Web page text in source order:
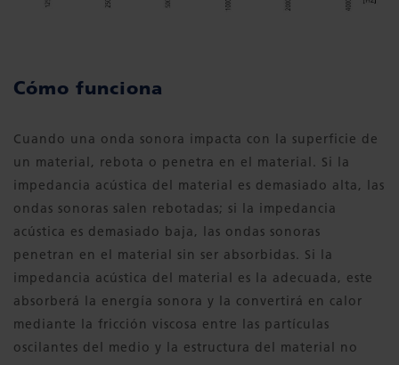
Cómo funciona
Cuando una onda sonora impacta con la superficie de
un material, rebota o penetra en el material. Si la
impedancia acústica del material es demasiado alta, las
ondas sonoras salen rebotadas; si la impedancia
acústica es demasiado baja, las ondas sonoras
penetran en el material sin ser absorbidas. Si la
impedancia acústica del material es la adecuada, este
absorberá la energía sonora y la convertirá en calor
mediante la fricción viscosa entre las partículas
oscilantes del medio y la estructura del material no